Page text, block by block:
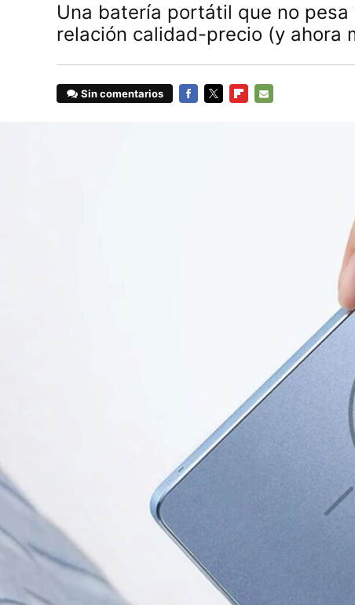
Una batería portátil que no
relación calidad-precio (y ahora
Sin comentarios